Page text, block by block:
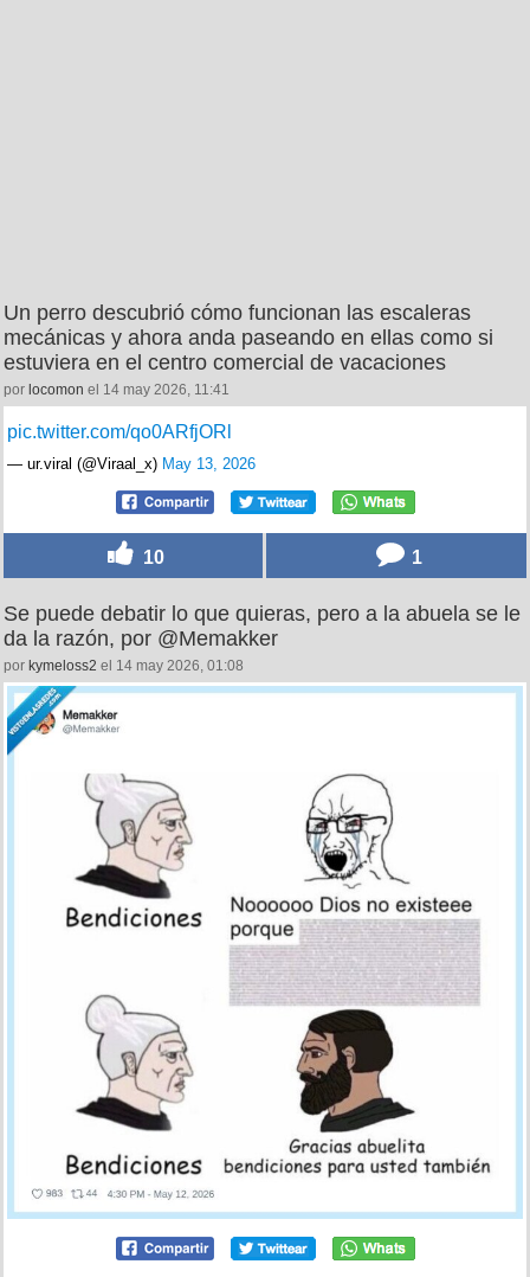
Un perro descubrió cómo funcionan las escaleras
mecánicas y ahora anda paseando en ellas como si
estuviera en el centro comercial de vacaciones
por locomon el 14 may 2026, 11:41
pic.twitter.com/qo0ARfjORl
— ur.viral (@Viraal_x) May 13, 2026
10 1
Se puede debatir lo que quieras, pero a la abuela se le
da la razón, por @Memakker
por kymeloss2 el 14 may 2026, 01:08